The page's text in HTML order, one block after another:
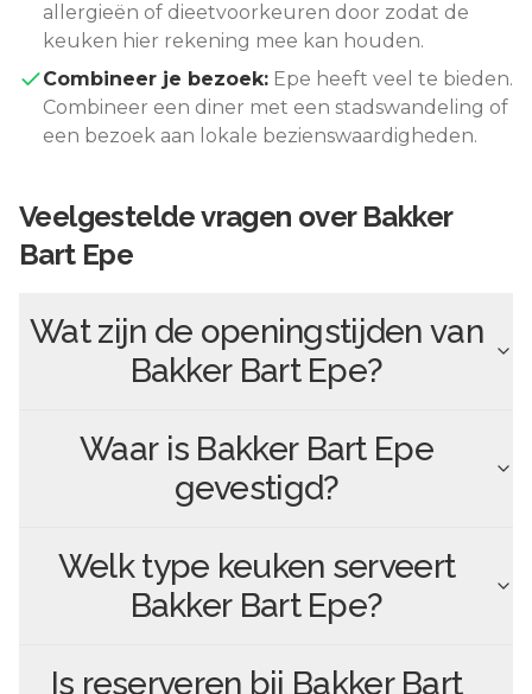
allergieën of dieetvoorkeuren door zodat de
keuken hier rekening mee kan houden.
Combineer je bezoek: Epe heeft veel te bieden.
Combineer een diner met een stadswandeling of
een bezoek aan lokale bezienswaardigheden.
Veelgestelde vragen over Bakker
Bart Epe
Wat zijn de openingstijden van
Bakker Bart Epe?
Waar is Bakker Bart Epe
gevestigd?
Welk type keuken serveert
Bakker Bart Epe?
Is reserveren bij Bakker Bart